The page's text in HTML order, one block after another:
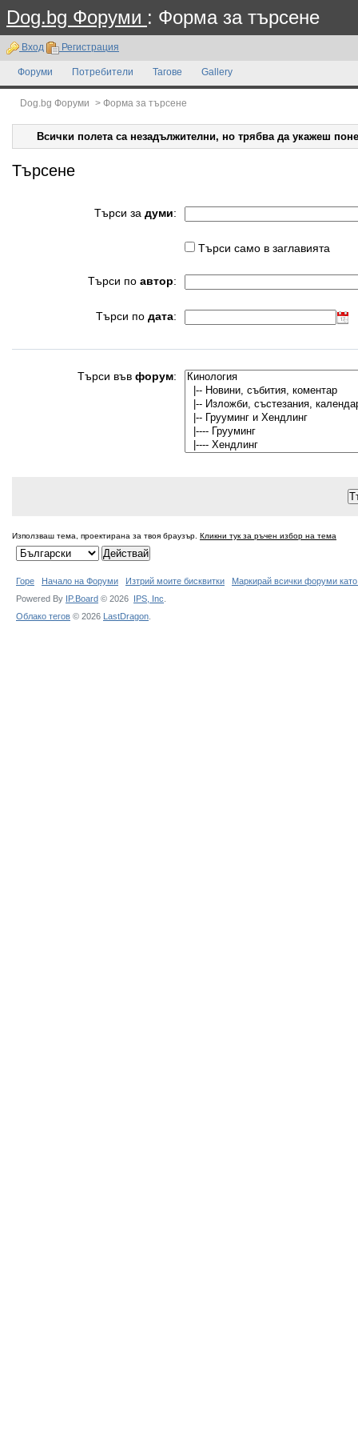
Dog.bg Форуми : Форма за търсене
Вход Регистрация
Форуми Потребители Тагове Gallery
Dog.bg Форуми > Форма за търсене
Всички полета са незадължителни, но трябва да укажеш
Търсене
Търси за думи:
Търси само в заглавията
Търси по автор:
Търси по дата:
Търси във форум:
Използваш тема, проектирана за твоя браузър. Кликни тук за ръчен избор на тема
Горе Начало на Форуми Изтрий моите бисквитки
Маркирай всички форуми
Powered By IP.Board © 2026 IPS, Inc
Облако тегов © 2026 LastDragon